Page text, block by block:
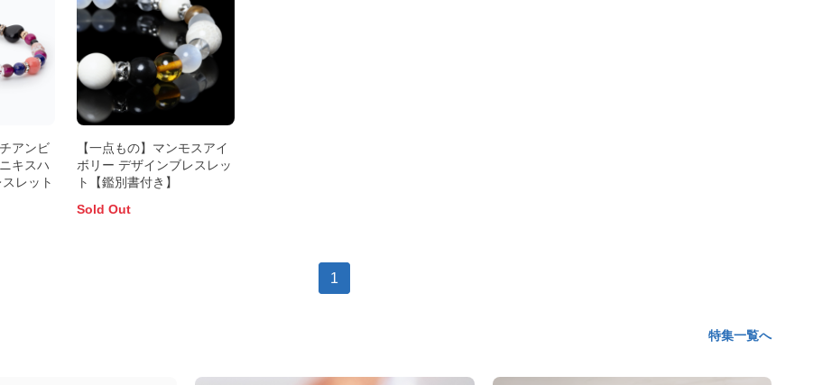
アンビ
キスハ
レット
【一点もの】マンモスアイ
ボリー デザインブレスレッ
ト【鑑別書付き】
Sold Out
1
特集一覧へ